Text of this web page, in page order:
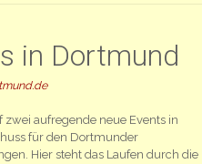
in Dortmund
aufregende neue Events in
für den Dortmunder
Hier steht das Laufen durch die